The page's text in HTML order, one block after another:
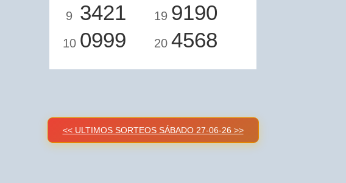
9 3421
10 0999
19 9190
20 4568
<< ULTIMOS SORTEOS SÁBADO 27-06-26 >>